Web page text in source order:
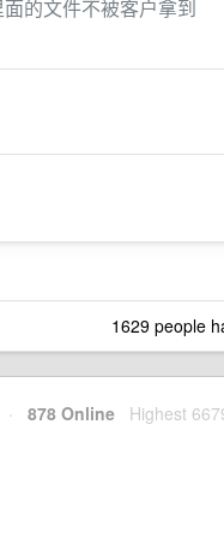
的文件不被客户拿到
1629 people
· 878 Online Highest